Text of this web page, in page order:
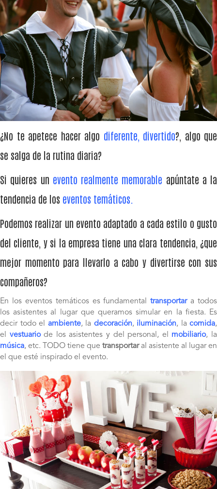
¿No te apetece hacer algo diferente, divertido?, algo que
se salga de la rutina diaria?
Si quieres un evento realmente memorable apúntate a la
tendencia de los eventos temáticos.
Podemos realizar un evento adaptado a cada estilo o gusto
del cliente, y si la empresa tiene una clara tendencia, ¿que
mejor momento para llevarlo a cabo y divertirse con sus
compañeros?
En los eventos temáticos es fundamental transportara todos
los asistentes al lugar que queramos simular en la fiesta. Es
decir todo el ambiente, la decoración, iluminación, la comida,
el vestuario de los asistentes y del personal, el mobiliario, la
música, etc. TODO tiene que transportaral asistente al lugar en
el que esté inspirado el evento.